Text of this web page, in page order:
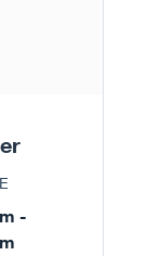
-